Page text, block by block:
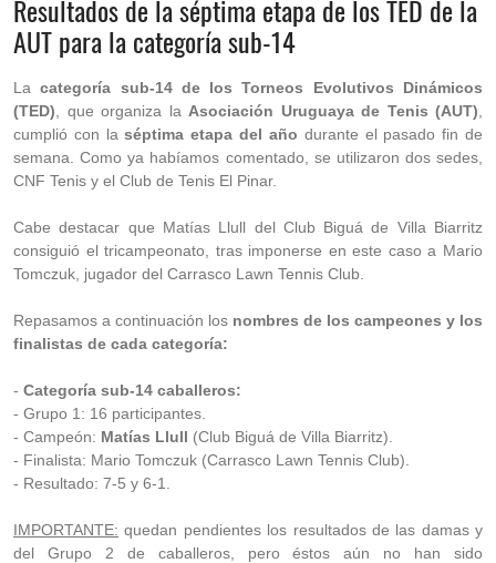
Resultados de la séptima etapa de los TED de la
AUT para la categoría sub-14
Lacategoría sub-14 de los Torneos Evolutivos Dinámicos
(TED) , que organiza la Asociación Uruguaya de Tenis (AUT)
cumplió con laséptima etapa del año durante el pasado fin de
semana. Como ya habíamos comentado, se utilizaron dos sedes,
CNF Tenis y el Club de Tenis El Pinar.
Cabe destacar que Matías Llull del Club Biguá de Villa Biarritz
consiguió el tricampeonato, tras imponerse en este caso a Mario
Tomczuk, jugador del Carrasco Lawn Tennis Club.
Repasamos a continuación los nombres de los campeones y los
finalistas de cada categoría:
- Categoría sub-14 caballeros:
- Grupo 1: 16 participantes.
- Campeón: Matías Llull (Club Biguá de Villa Biarritz).
- Finalista: Mario Tomczuk (Carrasco Lawn Tennis Club).
- Resultado: 7-5 y 6-1.
IMPORTANTE: quedan pendientes los resultados de las damas y
del Grupo 2 de caballeros, pero éstos aún no han sido